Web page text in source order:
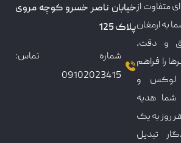
متفاوت از
به ارمغان
و دقت،
را فراهم
لوکس و
شما هدیه
روز به یک
تبدیل
خیابان ناصر خسرو کوچه مروی
پلاک 125
شماره تماس:
09102023415